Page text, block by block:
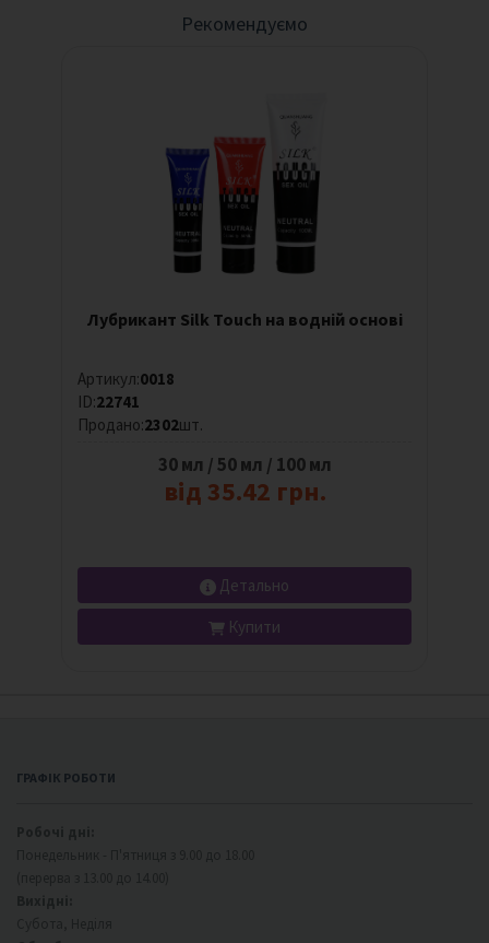
Рекомендуємо
Лубрикант Silk Touch на водній основі
Артикул:0018
ID:22741
Продано:2302шт.
30 мл / 50 мл / 100 мл
від 35.42 грн.
Детально
Купити
ГРАФІК РОБОТИ